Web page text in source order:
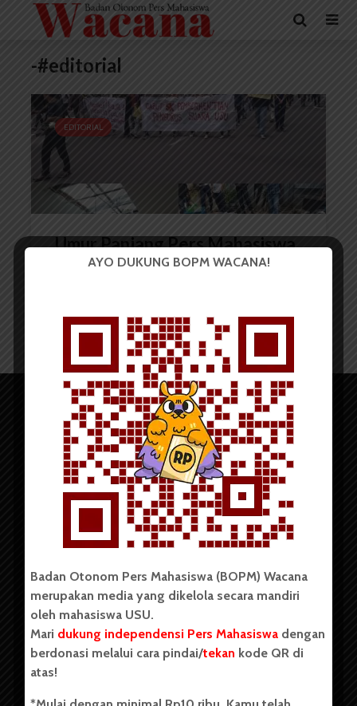
-#editorial
EDITORIAL
Umur Panjang Pers Mahasiswa
Copyright © 2023. All rights reserved BOPM WACANA.
Badan Otonom Pers Mahasiswa (BOPM) Wacana merupakan
pers mahasiswa yang berdiri di luar kampus dan dikelola
secara mandiri oleh mahasiswa Universitas Sumatera Utara
(USU). Sebelumnya BOPM Wacana merupakan salah satu
Unit Kegiatan Mahasiswa (UKM) di Universitas Sumatera
berdiri pada 1 Juli 1995.
AYO DUKUNG BOPM WACANA!
Badan Otonom Pers Mahasiswa (BOPM) Wacana
merupakan media yang dikelola secara mandiri
oleh mahasiswa USU.
Mari dukung independensi Pers Mahasiswa dengan
berdonasi melalui cara pindai/tekan kode QR di
atas!